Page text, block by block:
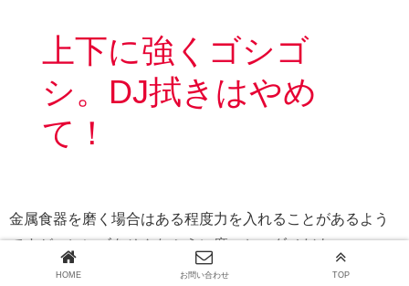
上下に強くゴシゴ
シ。DJ拭きはやめ
て！
金属食器を磨く場合はある程度力を入れることがあるよう
ですが、レンズをそんなふうに磨いちゃダメだよ
HOME お問い合わせ TOP